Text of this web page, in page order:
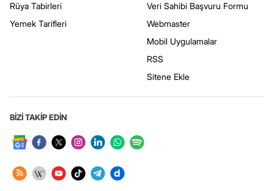
Rüya Tabirleri
Yemek Tarifleri
Veri Sahibi Başvuru Formu
Webmaster
Mobil Uygulamalar
RSS
Sitene Ekle
BİZİ TAKİP EDİN